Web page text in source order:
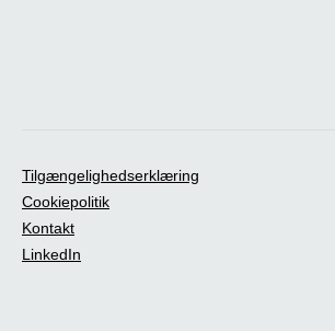
Tilgængelighedserklæring
Cookiepolitik
Kontakt
LinkedIn